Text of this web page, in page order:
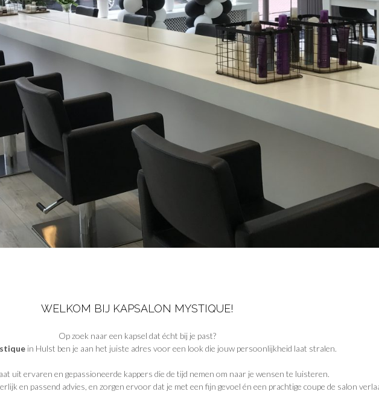
WELKOM BIJ KAPSALON MYSTIQUE!
Op zoek naar een kapsel dat écht bij je past?
in Hulst ben je aan het juiste adres voor een look die jouw persoonlijkheid laat stralen.
uit ervaren en gepassioneerde kappers die de tijd nemen om naar je wensen te luisteren.
en passend advies, en zorgen ervoor dat je met een fijn gevoel én een prachtige coupe de salon